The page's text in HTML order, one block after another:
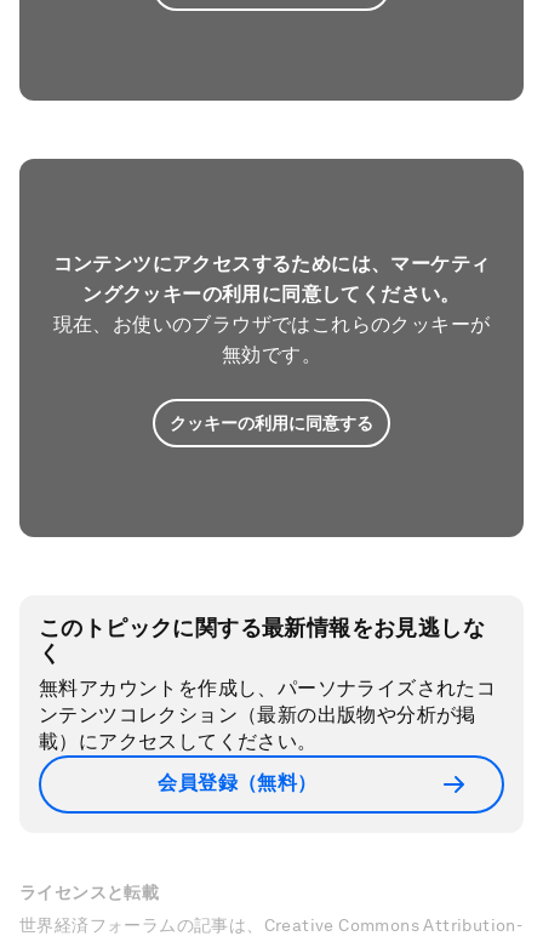
コンテンツにアクセスするためには、マーケティ
ングクッキーの利用に同意してください。
現在、お使いのブラウザではこれらのクッキーが
無効です。
クッキーの利用に同意する
このトピックに関する最新情報をお見逃しな
く
無料アカウントを作成し、パーソナライズされたコ
ンテンツコレクション（最新の出版物や分析が掲
載）にアクセスしてください。
会員登録（無料）
ライセンスと転載
世界経済フォーラムの記事は、Creative Commons Attribution-